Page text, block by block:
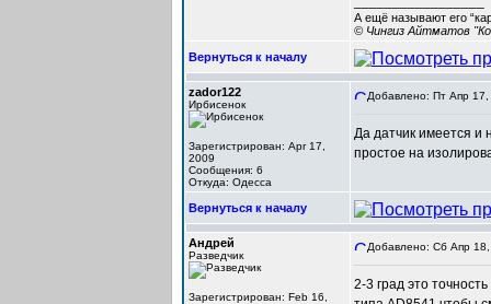
А ещё называют его
© Чингиз Айтматов
Вернуться к началу
zador122
Ирбисенок
Зарегистрирован: Apr 17,
2009
Сообщения: 6
Откуда: Одесса
Добавлено: Пт Апр
Да датчик имеется и
простое на
Вернуться к началу
Андрей
Разведчик
Зарегистрирован: Feb 16,
Добавлено: Сб Апр
2-3 град это